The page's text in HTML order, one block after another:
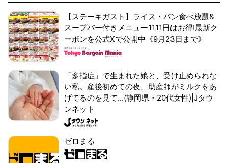
【ステーキガスト】ライス・パン食べ放題&
スープバー付きメニュー1111円はお得!最新ク
ーポンを公式Xで公開中《9月23日まで》
「多指症」で生まれた娘と、受け止められな
い私。産後初めての夜、助産師がミルクをあ
げてるのを見て...(静岡県・20代女性)|Jタウ
ンネット
ゼロまる